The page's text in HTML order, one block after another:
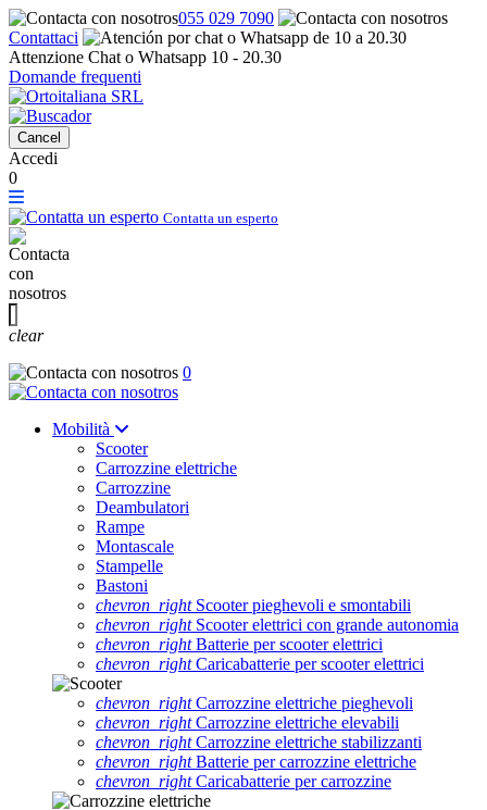
055 029 7090
Contattaci
Attenzione Chat o Whatsapp 10 - 20.30
Domande frequenti
Cancel
Accedi
0
Contatta un esperto
clear
0
Mobilità
Scooter
Carrozzine elettriche
Carrozzine
Deambulatori
Rampe
Montascale
Stampelle
Bastoni
chevron_rightScooter pieghevoli e smontabili
chevron_rightScooter elettrici con grande autonomia
chevron_rightBatterie per scooter elettrici
chevron_rightCaricabatterie per scooter elettrici
chevron_rightCarrozzine elettriche pieghevoli
chevron_rightCarrozzine elettriche elevabili
chevron_rightCarrozzine elettriche stabilizzanti
chevron_rightBatterie per carrozzine elettriche
chevron_rightCaricabatterie per carrozzine